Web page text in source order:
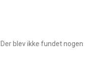
Der blev ikke fundet nogen